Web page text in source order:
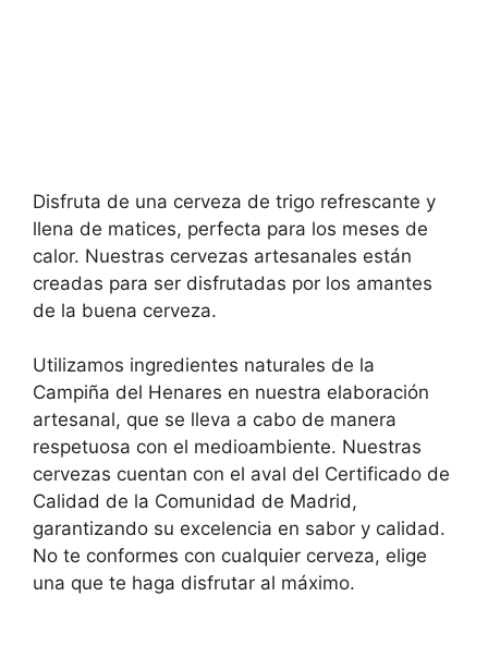
Disfruta de una cerveza de trigo refrescante y
llena de matices, perfecta para los meses de
calor. Nuestras cervezas artesanales están
creadas para ser disfrutadas por los amantes
de la buena cerveza.
Utilizamos ingredientes naturales de la
Campiña del Henares en nuestra elaboración
artesanal, que se lleva a cabo de manera
respetuosa con el medioambiente. Nuestras
cervezas cuentan con el aval del Certificado de
Calidad de la Comunidad de Madrid,
garantizando su excelencia en sabor y calidad.
No te conformes con cualquier cerveza, elige
una que te haga disfrutar al máximo.